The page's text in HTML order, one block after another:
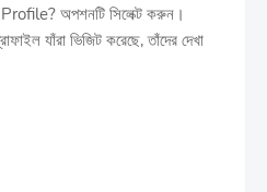
অপশনটি সিলেক্ট করুন।
যাঁরা ভিজিট করেছে, তাঁদের দেখা